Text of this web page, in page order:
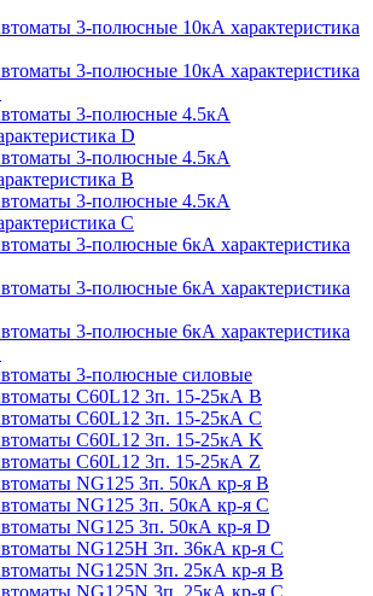
3-полюсные 10кА характеристика
3-полюсные 10кА характеристика
3-полюсные 4.5кА
D
3-полюсные 4.5кА
В
3-полюсные 4.5кА
С
3-полюсные 6кА характеристика
3-полюсные 6кА характеристика
3-полюсные 6кА характеристика
3-полюсные силовые
C60L12 3п. 15-25кА B
C60L12 3п. 15-25кА C
C60L12 3п. 15-25кА K
C60L12 3п. 15-25кА Z
NG125 3п. 50кА кр-я B
NG125 3п. 50кА кр-я C
NG125 3п. 50кА кр-я D
NG125H 3п. 36кА кр-я C
NG125N 3п. 25кА кр-я B
NG125N 3п. 25кА кр-я C